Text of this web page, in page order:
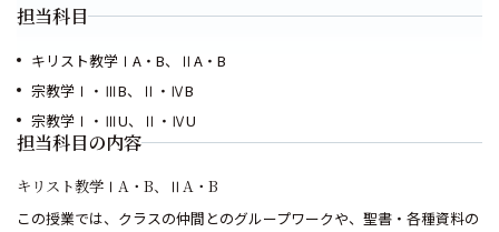
担当科目
キリスト教学ⅠA・B、ⅡA・B
宗教学Ⅰ・ⅢB、Ⅱ・ⅣB
宗教学Ⅰ・ⅢU、Ⅱ・ⅣU
担当科目の内容
キリスト教学ⅠA・B、ⅡA・B
この授業では、クラスの仲間とのグループワークや、聖書・各種資料の